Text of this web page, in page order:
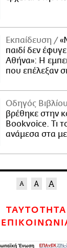
Εκπαίδευση
παιδί δεν
Αθήνα»: Η
που επέλεξαν
Οδηγός Βιβλίου
βρέθηκε στην
Bookvoice. Τι
ανάμεσα στα
ΤΑΥΤΟΤΗΤΑ